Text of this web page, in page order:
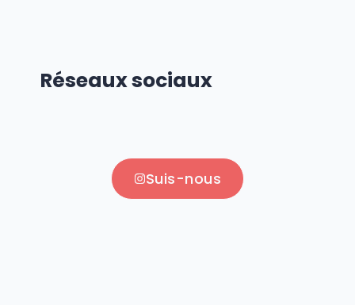
Réseaux sociaux
Suis-nous